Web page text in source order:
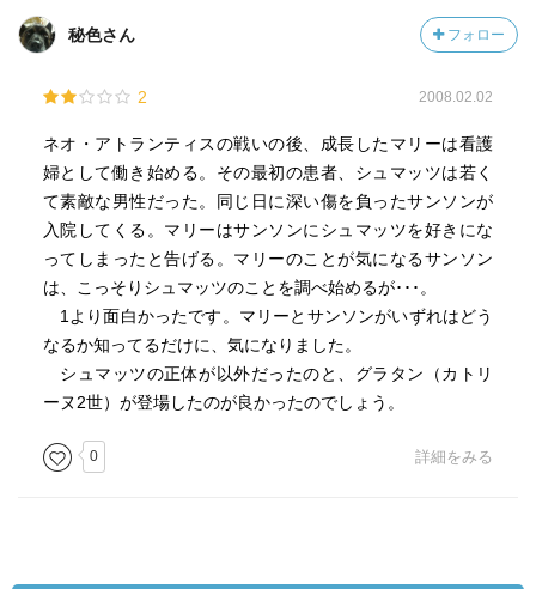
秘色さん フォロー
2 2008.02.02
ネオ・アトランティスの戦いの後、成長したマリーは看護
婦として働き始める。その最初の患者、シュマッツは若く
て素敵な男性だった。同じ日に深い傷を負ったサンソンが
入院してくる。マリーはサンソンにシュマッツを好きにな
ってしまったと告げる。マリーのことが気になるサンソン
は、こっそりシュマッツのことを調べ始めるが･･･。
1より面白かったです。マリーとサンソンがいずれはどう
なるか知ってるだけに、気になりました。
シュマッツの正体が以外だったのと、グラタン（カトリ
ーヌ2世）が登場したのが良かったのでしょう。
0 詳細をみる